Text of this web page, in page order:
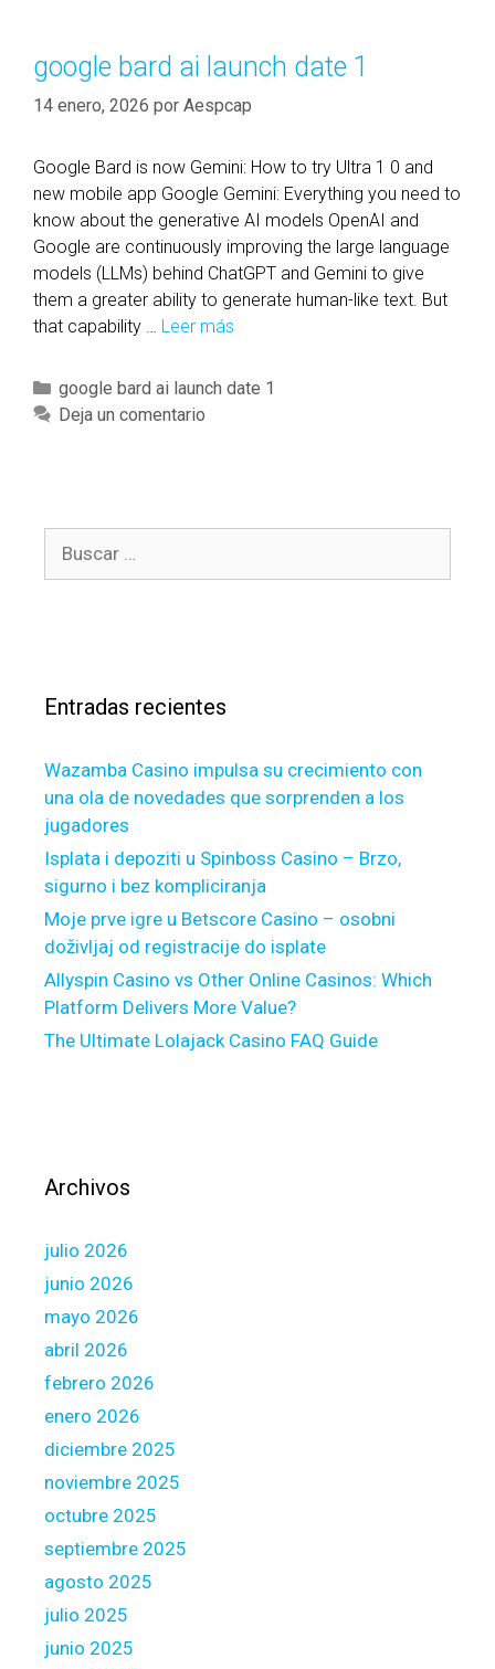
r
d
a
u
n
c
h
t
r
í
s
google bard ai launch date 1
14 enero, 2026 por Aespcap
Google Bard is now Gemini: How to try Ultra 1 0 and
new mobile app Google Gemini: Everything you need to
know about the generative AI models OpenAI and
Google are continuously improving the large language
models (LLMs) behind ChatGPT and Gemini to give
them a greater ability to generate human-like text. But
that capability … Leer más
o
h
d
t
e
C
a
r
í
google bard ai launch date 1
Deja un comentario
:Entradas recientes
Wazamba Casino impulsa su crecimiento con
una ola de novedades que sorprenden a los
jugadores
Isplata i depoziti u Spinboss Casino – Brzo,
sigurno i bez kompliciranja
Moje prve igre u Betscore Casino – osobni
doživljaj od registracije do isplate
Allyspin Casino vs Other Online Casinos: Which
Platform Delivers More Value?
The Ultimate Lolajack Casino FAQ Guide
Archivos
julio 2026
junio 2026
mayo 2026
abril 2026
febrero 2026
enero 2026
diciembre 2025
noviembre 2025
octubre 2025
septiembre 2025
agosto 2025
julio 2025
junio 2025